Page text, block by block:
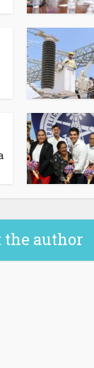
the author